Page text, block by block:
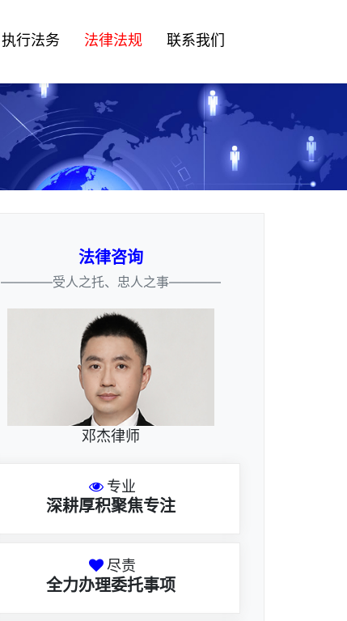
执行法务 法律法规 联系我们
法律咨询
————受人之托、忠人之事————
邓杰律师
专业
深耕厚积聚焦专注
尽责
全力办理委托事项